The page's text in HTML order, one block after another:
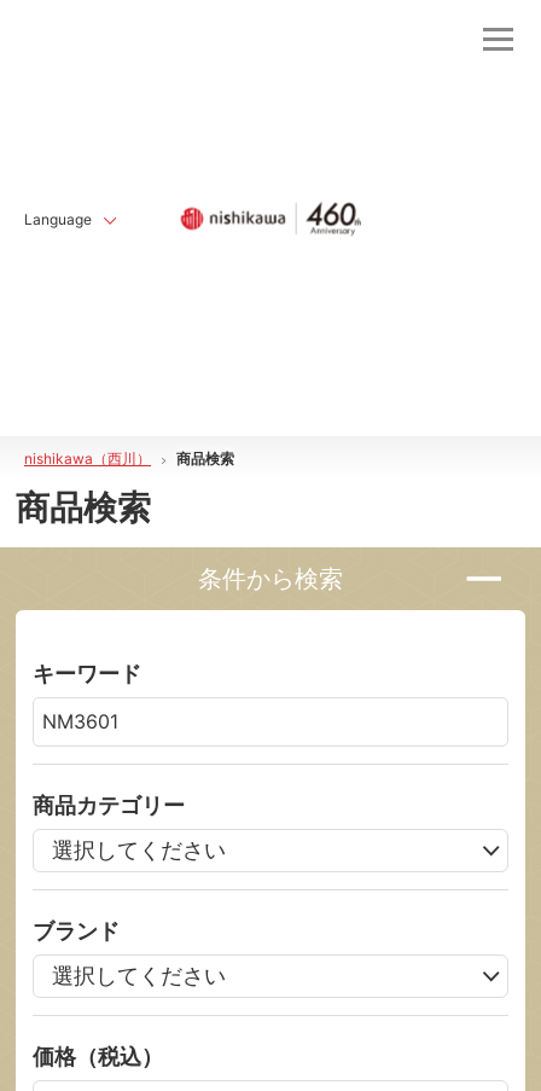
Language
nishikawa（西川） 商品検索
商品検索
条件から検索
キーワード
商品カテゴリー
ブランド
価格（税込）